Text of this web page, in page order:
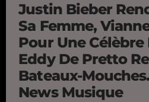
Justin Bieber
Sa Femme,
Pour Une Célèbre
Eddy De Pretto
Bateaux-
News Musique